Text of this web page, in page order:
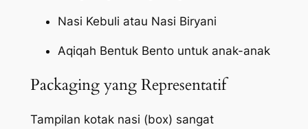
Nasi Kebuli atau Nasi Biryani
Aqiqah Bentuk Bento untuk anak-anak
Packaging yang Representatif
Tampilan kotak nasi (box) sangat